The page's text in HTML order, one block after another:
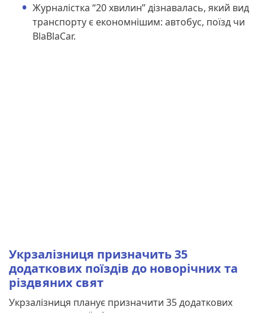
Журналістка “20 хвилин” дізнавалась, який вид
транспорту є економнішим: автобус, поїзд чи
BlaBlaCar.
Укрзалізниця призначить 35
додаткових поїздів до новорічних та
різдвяних свят
Укрзалізниця планує призначити 35 додаткових